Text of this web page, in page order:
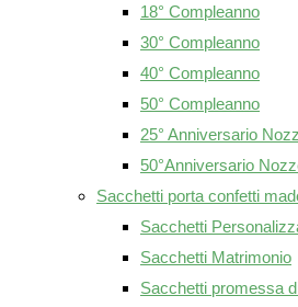
18° Compleanno
30° Compleanno
40° Compleanno
50° Compleanno
25° Anniversario
50°Anniversario
Sacchetti porta confetti
Sacchetti
Sacchetti Matrimonio
Sacchetti promessa